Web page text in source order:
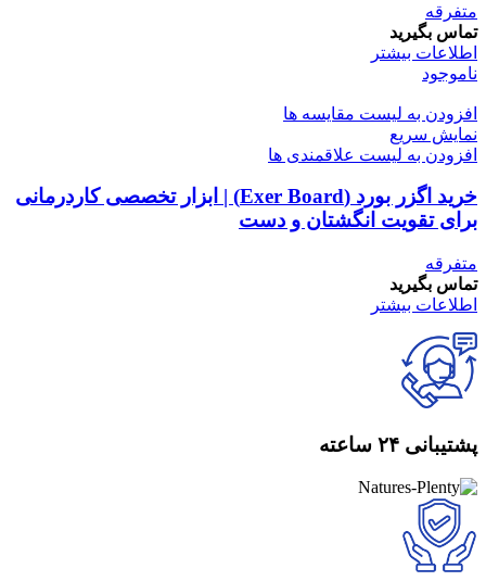
متفرقه
تماس بگیرید
اطلاعات بیشتر
ناموجود
افزودن به لیست مقایسه ها
نمایش سریع
افزودن به لیست علاقمندی ها
خرید اگزر بورد (Exer Board) | ابزار تخصصی کاردرمانی
برای تقویت انگشتان و دست
متفرقه
تماس بگیرید
اطلاعات بیشتر
پشتیبانی ۲۴ ساعته